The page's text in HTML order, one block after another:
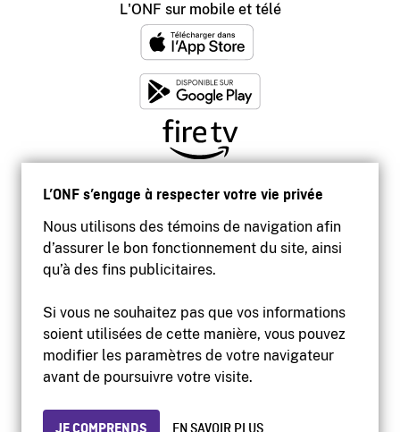
L’ONF s’engage à respecter votre vie privée
Nous utilisons des témoins de navigation afin
d’assurer le bon fonctionnement du site, ainsi
qu’à des fins publicitaires.
Si vous ne souhaitez pas que vos informations
soient utilisées de cette manière, vous pouvez
modifier les paramètres de votre navigateur
avant de poursuivre votre visite.
L'ONF sur mobile et télé
Accessibilité
Site institutionnel
Protection des renseignements personnels